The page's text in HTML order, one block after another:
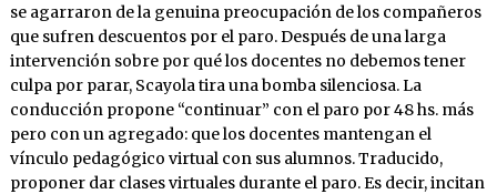
se agarraron de la genuina preocupación de los compañeros
que sufren descuentos por el paro. Después de una larga
intervención sobre por qué los docentes no debemos tener
culpa por parar, Scayola tira una bomba silenciosa. La
conducción propone “continuar” con el paro por 48 hs. más
pero con un agregado: que los docentes mantengan el
vínculo pedagógico virtual con sus alumnos. Traducido,
proponer dar clases virtuales durante el paro. Es decir, incitan